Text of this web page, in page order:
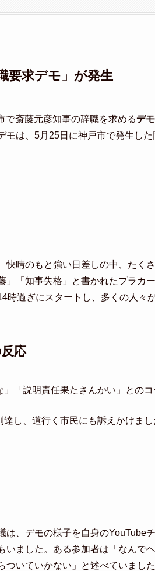
要求デモ」が発生
で斎藤元彦知事の辞職を求めるデ
モは、5月25日に神戸市で発生し
快晴のもと強い日差しの中、たく
」「知事失格」と書かれたプラカ
時過ぎにスタートし、多くの人々
応
」「説明責任果たさんかい」との
し、道行く市民にも訴えかけまし
は、デモの様子を自身のYouTube
いました。ある参加者は「なんで
ついていかない」と述べていまし